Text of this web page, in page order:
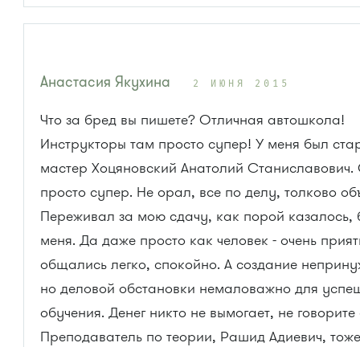
Анастасия Якухина 2 ИЮНЯ 2015
Что за бред вы пишете? Отличная автошкола!
Инструкторы там просто супер! У меня был
мастер Хоцяновский Анатолий
просто супер. Не орал, все по делу, толково
Переживал за мою сдачу, как порой казалось,
меня. Да даже просто как человек - очень
общались легко, спокойно. А создание
но деловой обстановки немаловажно для
обучения. Денег никто не вымогает, не
Преподаватель по теории, Рашид Адиевич,